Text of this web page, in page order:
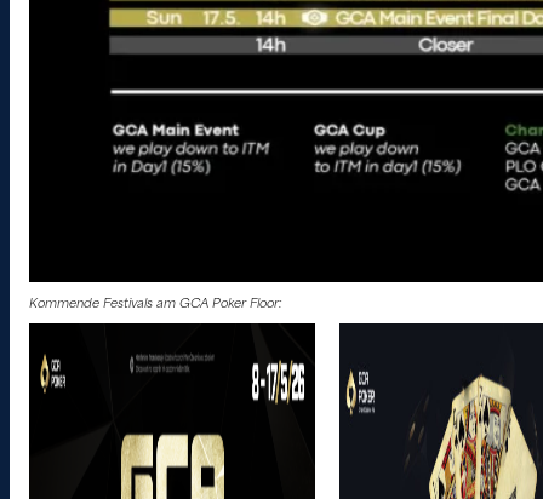
Kommende Festivals am GCA Poker Floor: